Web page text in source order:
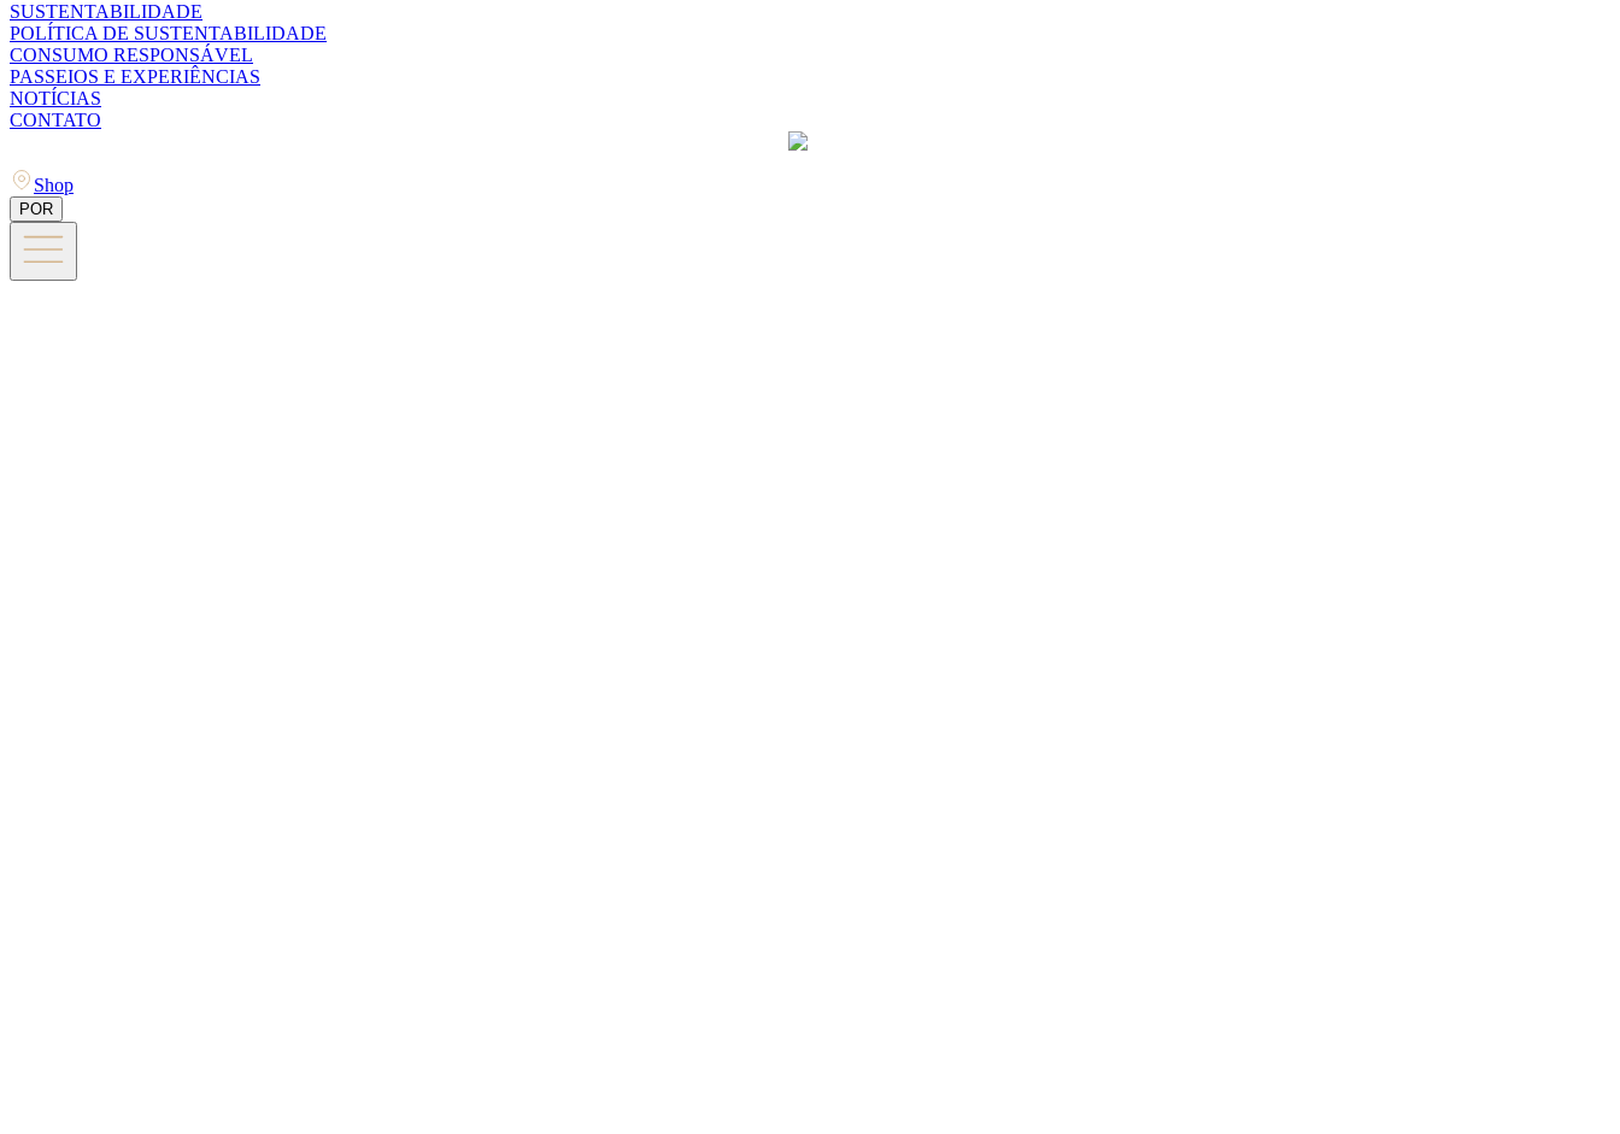
SUSTENTABILIDADE
POLÍTICA DE SUSTENTABILIDADE
CONSUMO RESPONSÁVEL
PASSEIOS E EXPERIÊNCIAS
NOTÍCIAS
CONTATO
Shop
POR